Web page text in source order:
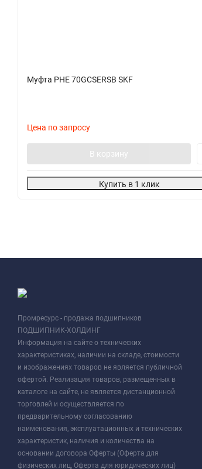
Муфта PHE 70GCSERSB SKF
Цена по запросу
В корзину
Купить в 1 клик
Промресурс - продажа подшипников
ПОДШИПНИК-ХОЛДИНГ
Информация на сайте о технических
характеристиках, наличии на складе, стоимости
и изображениях товаров не является публичной
офертой. Реализация товаров, размещенных в
каталоге на сайте, не является дистанционной
торговлей и осуществляется по
предварительному согласованию
наименования, эксплуатационных и технических
характеристик, наличия и количества на
основании договора Оферты (Оферта для
физических лиц, Оферта для юридических лиц)